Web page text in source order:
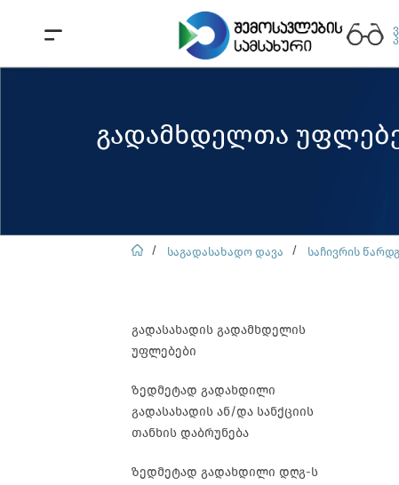
გადამხდელთა
საგადასახადო დავა საჩივრის
გადასახადის გადამხდელის
უფლებები
ზედმეტად გადახდილი
გადასახადის ან/და სანქციის
თანხის დაბრუნება
ზედმეტად გადახდილი დღგ-ს